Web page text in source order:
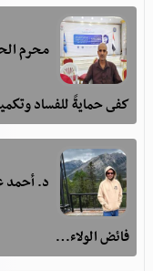
محرم
كفى حمايةً للفساد
د. أحمد
فائض الولاء…